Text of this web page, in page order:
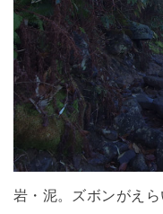
岩・泥。ズボンがえ